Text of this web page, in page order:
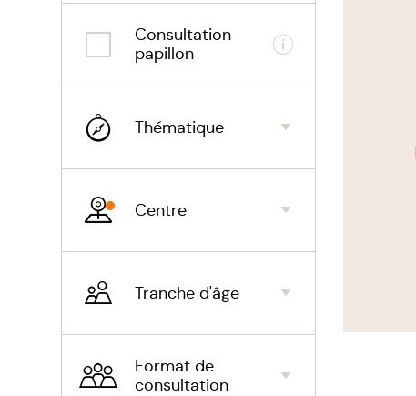
Consultation
papillon
Informations
Thématique
Centre
Tranche d'âge
Format de
consultation